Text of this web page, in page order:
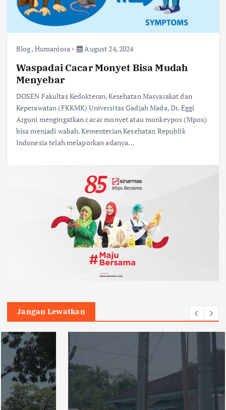
Blog, Humaniora August 24, 2024
Waspadai Cacar Monyet Bisa Mudah
Menyebar
DOSEN Fakultas Kedokteran, Kesehatan Masyarakat dan
Keperawatan (FKKMK) Universitas Gadjah Mada, Dr. Eggi
Arguni mengingatkan cacar monyet atau monkeypox (Mpox)
bisa menjadi wabah. Kementerian Kesehatan Republik
Indonesia telah melaporkan adanya…
Jangan Lewatkan